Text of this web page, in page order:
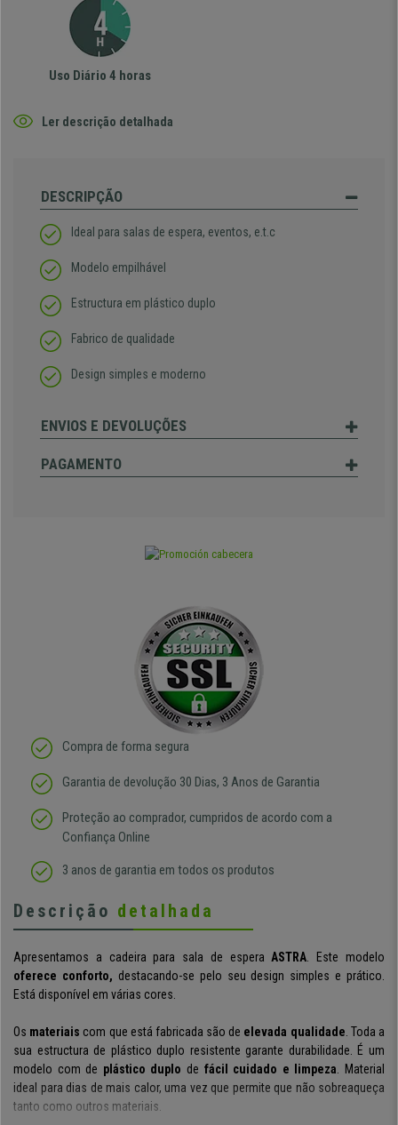
Uso Diário 4 horas
Ler descrição detalhada
DESCRIPÇÃO
Ideal para salas de espera, eventos, e.t.c
Modelo empilhável
Estructura em plástico duplo
Fabrico de qualidade
Design simples e moderno
ENVIOS E DEVOLUÇÕES
PAGAMENTO
Compra de forma segura
Garantia de devolução 30 Dias, 3 Anos de Garantia
Proteção ao comprador, cumpridos de acordo com a
Confiança Online
3 anos de garantia em todos os produtos
Descrição detalhada
Apresentamos a cadeira para sala de espera ASTRA . Este modelo
oferece conforto, destacando-se pelo seu design simples e prático.
Está disponível em várias cores.
Os materiais com que está fabricada são de elevada qualidade . Toda a
sua estructura de plástico duplo resistente garante durabilidade. É um
modelo com de plástico duplo de fácil cuidado e limpeza . Material
ideal para dias de mais calor, uma vez que permite que não sobreaqueça
tanto como outros materiais.